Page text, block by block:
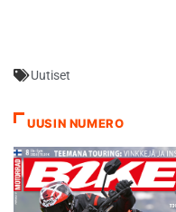
Katajisto oli
Seinäjoen Kotkat lähti
otteluun pisteen johdossa
kotijoukkueeseen ja alle
kahdeksan pisteen tappio
tietäisi heille mestaruutta.
Sand Blowers ei kuitenkaan…
Uutiset
UUSIN NUMERO